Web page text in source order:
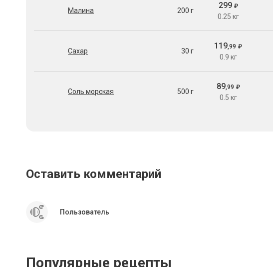
Малина 200 г
299 ₽
0.25 кг
Сахар 30 г
119,99 ₽
0.9 кг
Соль морская 500 г
89,99 ₽
0.5 кг
Оставить комментарий
Пользователь